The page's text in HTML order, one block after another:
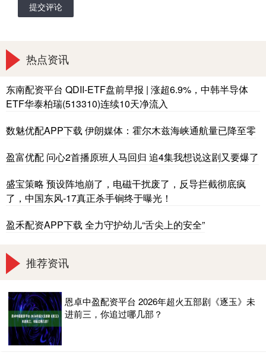
提交评论
热点资讯
东南配资平台 QDII-ETF盘前早报 | 涨超6.9%，中韩半导体
ETF华泰柏瑞(513310)连续10天净流入
数魅优配APP下载 伊朗媒体：霍尔木兹海峡通航量已降至零
盈富优配 问心2首播原班人马回归 追4集我想说这剧又要爆了
盛宝策略 预设阵地崩了，电磁干扰废了，反导拦截彻底疯
了，中国东风-17真正杀手锏终于曝光！
盈禾配资APP下载 全力守护幼儿“舌尖上的安全”
推荐资讯
恩卓中盈配资平台 2026年超火五部剧《逐玉》未
进前三，你追过哪几部？